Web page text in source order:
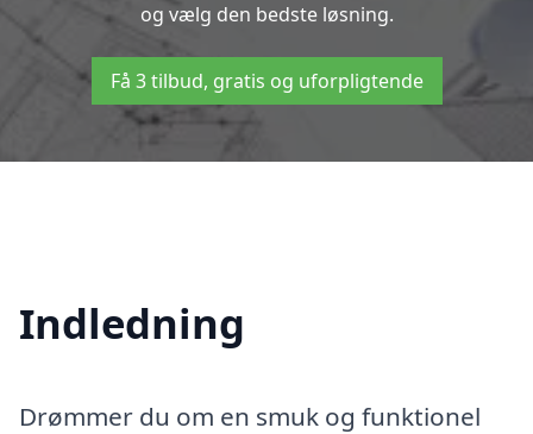
og vælg den bedste løsning.
Få 3 tilbud, gratis og uforpligtende
Indledning
Drømmer du om en smuk og funktionel